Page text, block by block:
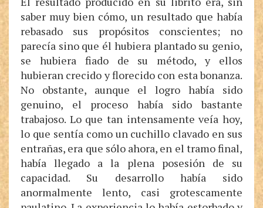
saber muy bien cómo, un resultado que había
rebasado sus propósitos conscientes; no
parecía sino que él hubiera plantado su genio,
se hubiera fiado de su método, y ellos
hubieran crecido y florecido con esta bonanza.
No obstante, aunque el logro había sido
genuino, el proceso había sido bastante
trabajoso. Lo que tan intensamente veía hoy,
lo que sentía como un cuchillo clavado en sus
entrañas, era que sólo ahora, en el tramo final,
había llegado a la plena posesión de su
capacidad. Su desarrollo había sido
anormalmente lento, casi grotescamente